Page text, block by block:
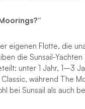
eigenen Flotte, die
die Sunsail-
unter 1 Jahr, 1–3
während The
bei Sunsail als auch